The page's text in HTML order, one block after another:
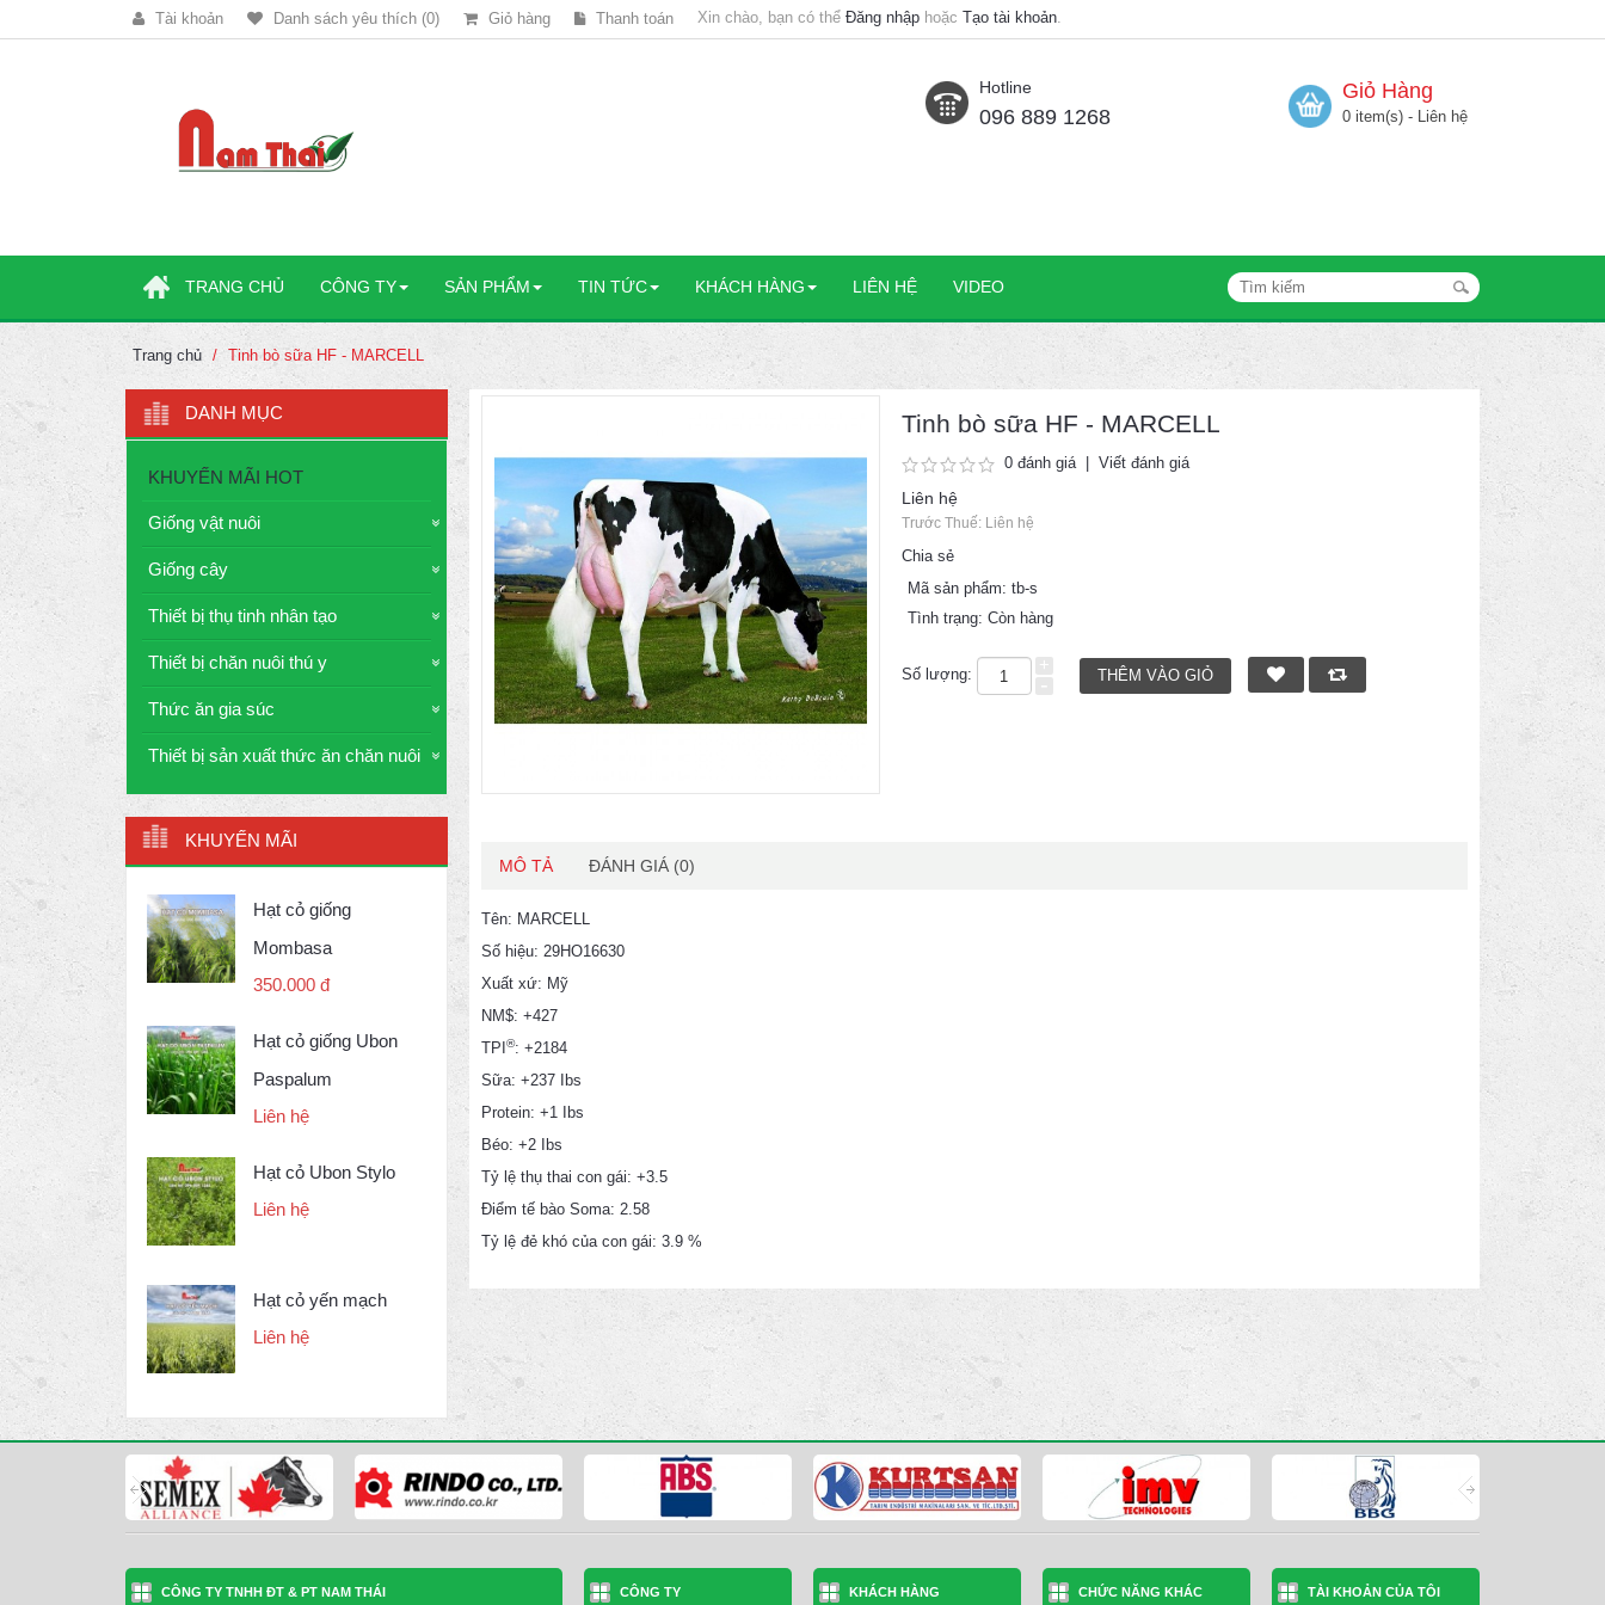
Tài khoản Danh sách yêu thích (0) Giỏ hàng Thanh toán Xin chào, bạn có thể Đăng nhập hoặc Tạo tài khoản.
Hotline
096 889 1268
Giỏ Hàng
0 item(s) - Liên hệ
TRANG CHỦ CÔNG TY SẢN PHẨM TIN TỨC KHÁCH HÀNG LIÊN HỆ VIDEO
Trang chủ Tinh bò sữa HF - MARCELL
DANH MỤC
KHUYẾN MÃI HOT
Giống vật nuôi
Giống cây
Thiết bị thụ tinh nhân tạo
Thiết bị chăn nuôi thú y
Thức ăn gia súc
Thiết bị sản xuất thức ăn chăn nuôi
KHUYẾN MÃI
Hạt cỏ giống
Mombasa
350.000 đ
Hạt cỏ giống Ubon
Paspalum
Liên hệ
Hạt cỏ Ubon Stylo
Liên hệ
Hạt cỏ yến mạch
Liên hệ
Tinh bò sữa HF - MARCELL
0 đánh giá| Viết đánh giá
Liên hệ
Trước Thuế: Liên hệ
Chia sẻ
Mã sản phẩm: tb-s
Tình trạng: Còn hàng
Số lượng:
MÔ TẢ ĐÁNH GIÁ (0)
Tên: MARCELL
Số hiệu: 29HO16630
Xuất xứ: Mỹ
NM$: +427
TPI®: +2184
Sữa: +237 Ibs
Protein: +1 Ibs
Béo: +2 Ibs
Tỷ lệ thụ thai con gái: +3.5
Điểm tế bào Soma: 2.58
Tỷ lệ đẻ khó của con gái: 3.9 %
CÔNG TY TNHH ĐT & PT NAM THÁI CÔNG TY KHÁCH HÀNG CHỨC NĂNG KHÁC TÀI KHOẢN CỦA TÔI